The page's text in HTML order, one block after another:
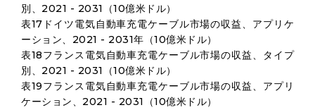
別、2021 - 2031（10億米ドル）
表17ドイツ電気自動車充電ケーブル市場の収益、アプリケ
ーション、2021 - 2031年（10億米ドル）
表18フランス電気自動車充電ケーブル市場の収益、タイプ
別、2021 - 2031（10億米ドル）
表19フランス電気自動車充電ケーブル市場の収益、アプリ
ケーション、2021 - 2031（10億米ドル）